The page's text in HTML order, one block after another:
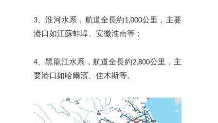
3、淮河水系，航道全長約1,000公里，主要
港口如江蘇蚌埠、安徽淮南等；
4、黑龍江水系，航道全長約2,800公里，主
要港口如哈爾濱、佳木斯等。